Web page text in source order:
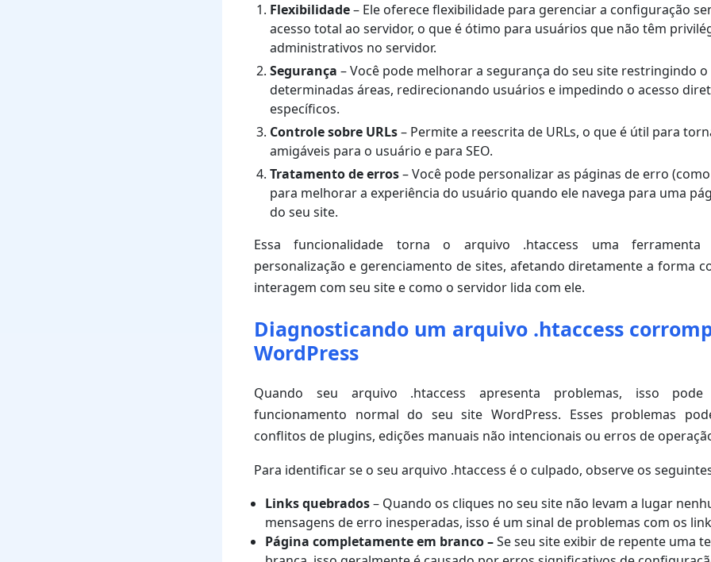
Flexibilidade– Ele oferece flexibilidade para gerenciar a configuração
acesso total ao servidor, o que é ótimo para usuários que não têm
administrativos no servidor.
Segurança – Você pode melhorar a segurança do seu site restringindo o
determinadas áreas, redirecionando usuários e impedindo o acesso
específicos.
Controle sobre URLs– Permite a reescrita de URLs, o que é útil para
amigáveis para o usuário e para SEO.
Tratamento de erros– Você pode personalizar as páginas de erro
para melhorar a experiência do usuário quando ele navega para uma
do seu site.
Essa funcionalidade torna o arquivo .htaccess uma ferramenta
personalização e gerenciamento de sites, afetando diretamente a forma
interagem com seu site e como o servidor lida com ele.
Diagnosticando um arquivo .htaccess
WordPress
Quando seu arquivo .htaccess apresenta problemas, isso
funcionamento normal do seu site WordPress. Esses problemas
conflitos de plugins, edições manuais não intencionais ou erros de
Para identificar se o seu arquivo .htaccess é o culpado, observe os
Links quebrados– Quando os cliques no seu site não levam a lugar
mensagens de erro inesperadas, isso é um sinal de problemas com os
Página completamente em branco –Se seu site exibir de repente uma